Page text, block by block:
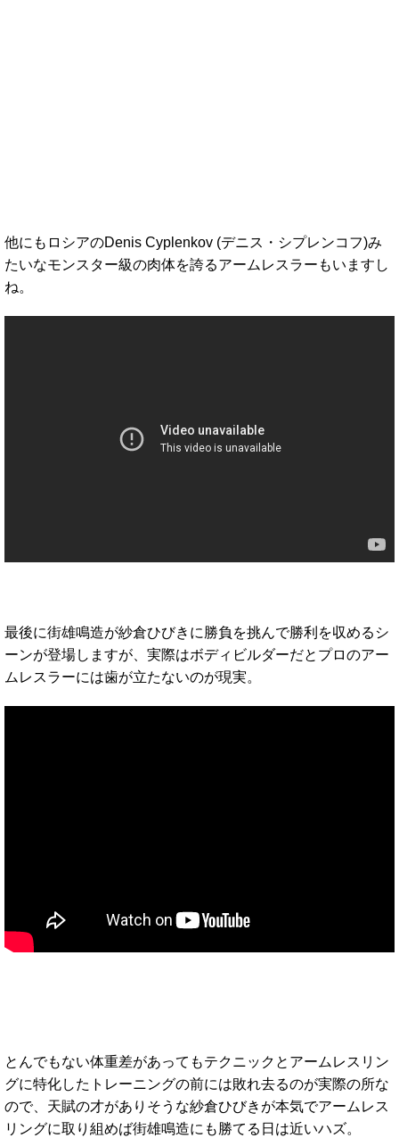
他にもロシアのDenis Cyplenkov (デニス・シプレンコフ)み
たいなモンスター級の肉体を誇るアームレスラーもいますし
ね。
最後に街雄鳴造が紗倉ひびきに勝負を挑んで勝利を収めるシ
ーンが登場しますが、実際はボディビルダーだとプロのアー
ムレスラーには歯が立たないのが現実。
とんでもない体重差があってもテクニックとアームレスリン
グに特化したトレーニングの前には敗れ去るのが実際の所な
ので、天賦の才がありそうな紗倉ひびきが本気でアームレス
リングに取り組めば街雄鳴造にも勝てる日は近いハズ。